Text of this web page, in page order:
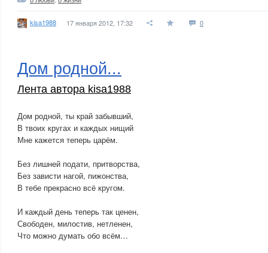
kisa1988 17 января 2012, 17:32 0
Дом родной...
Лента автора kisa1988
Дом родной, ты край забывший,
В твоих кругах и каждых нищий
Мне кажется теперь царём.
Без лишней подати, притворства,
Без зависти нагой, пижонства,
В тебе прекрасно всё кругом.
И каждый день теперь так ценен,
Свободен, милостив, нетленен,
Что можно думать обо всём…